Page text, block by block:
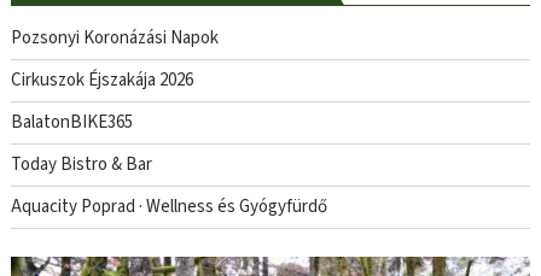
Pozsonyi Koronázási Napok
Cirkuszok Éjszakája 2026
BalatonBIKE365
Today Bistro & Bar
Aquacity Poprad · Wellness és Gyógyfürdő